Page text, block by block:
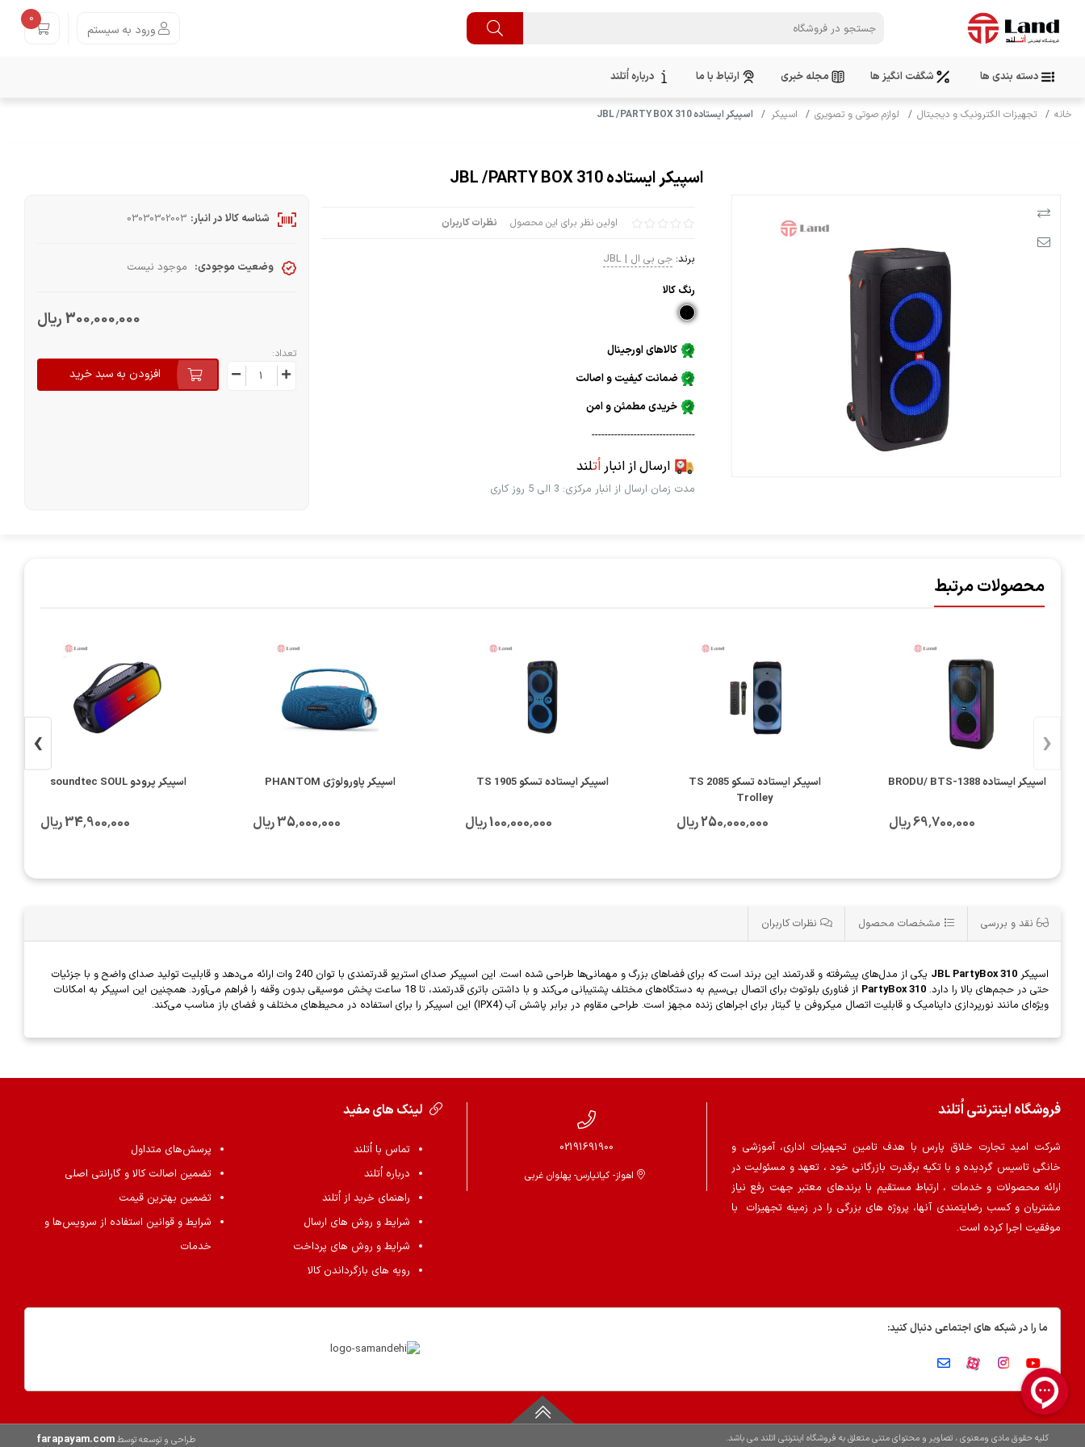
ورود به سیستم
0
دسته بندی ها شگفت انگیز ها مجله خبری ارتباط با ما درباره اُتلند
خانه تجهیزات الکترونیک و دیجیتال لوازم صوتی و تصویری اسپیکر اسپیکر ایستاده JBL /PARTY BOX 310
اسپیکر ایستاده JBL /PARTY BOX 310
اولین نظر برای این محصول نظرات کاربران
برند: جی بی ال | JBL
رنگ كالا
کالاهای اورجینال
ضمانت کیفیت و اصالت
خریدی مطمئن و امن
--------------------------------
ارسال از انباراُتلند
مدت زمان ارسال از انبار مرکزی: 3 الی 5 روز کاری
شناسه کالا در انبار: 03030302003
وضعیت موجودی: موجود نیست
300٬000٬000 ریال
تعداد:
افزودن به سبد خرید
محصولات مرتبط
اسپیکر ایستاده BRODU/ BTS-1388
69٬700٬000 ریال
اسپیکر ایستاده تسکو TS 2085
Trolley
250٬000٬000 ریال
اسپیکر ایستاده تسکو TS 1905
100٬000٬000 ریال
اسپیکر پاورولوژی PHANTOM
35٬000٬000 ریال
اسپیکر پرودو soundtec SOUL
34٬900٬000 ریال
‹
›
نقد و بررسی مشخصات محصول نظرات کاربران
اسپیکر JBL PartyBox 310
یکی از مدل‌های پیشرفته و قدرتمند این برند است که برای فضاهای بزرگ و مهمانی‌ها طراحی شده است. این اسپیکر صدای استریو قدرتمندی با توان 240 وات ارائه می‌دهد و قابلیت تولید صدای واضح و با جزئیات
حتی در حجم‌های بالا را دارد. PartyBox 310
از فناوری بلوتوث برای اتصال بی‌سیم به دستگاه‌های مختلف پشتیبانی می‌کند و با داشتن باتری قدرتمند، تا 18 ساعت پخش موسیقی بدون وقفه را فراهم می‌آورد. همچنین این اسپیکر به امکانات
ویژه‌ای مانند نورپردازی داینامیک و قابلیت اتصال میکروفن یا گیتار برای اجراهای زنده مجهز است. طراحی مقاوم در برابر پاشش آب (IPX4) این اسپیکر را برای استفاده در محیط‌های مختلف و فضای باز مناسب می‌کند.
فروشگاه اینترنتی اُتلند
شرکت امید تجارت خلاق پارس با هدف تامین تجهیزات اداری، آموزشی و
خانگی تاسیس گردیده و با تکیه برقدرت بازرگانی خود ، تعهد و مسئولیت در
ارائه محصولات و خدمات ، ارتباط مستقیم با برندهای معتبر جهت رفع نیاز
مشتریان و کسب رضایتمندی آنها، پروژه های بزرگی را در زمینه تجهیزات با
موفقیت اجرا کرده است.
02191691900
اهواز- کیانپارس- پهلوان غربی
لینک های مفید
تماس با اُتلند
درباره اُتلند
راهنمای خرید از اُتلند
شرایط و روش های ارسال
شرایط و روش های پرداخت
رویه های بازگرداندن کالا
پرسش‌های متداول
تضمین اصالت کالا و گارانتی اصلی
تضمین بهترین قیمت
شرایط و قوانین استفاده از سرویس‌ها و
خدمات
ما را در شبکه های اجتماعی دنبال کنید:
کلیه حقوق مادی ومعنوی ، تصاویر و محتوای متنی متعلق به فروشگاه اینترنتی اتلند می باشد. طراحی و توسعه توسطfarapayam.com